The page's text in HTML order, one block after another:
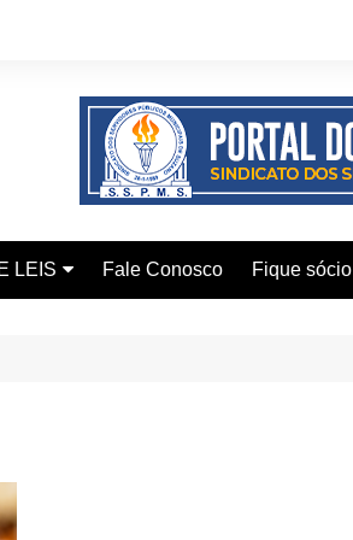
LEIS Fale Conosco Fique sócio